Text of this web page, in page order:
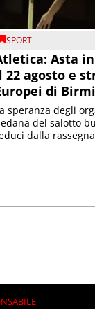
SPORT
Asta
22 agosto e
di
speranza degli
del salotto
dalla